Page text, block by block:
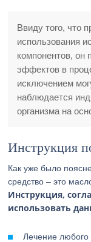
Ввиду того, что
использования
компонентов, он
эффектов в
исключением
наблюдается
организма на
Инструкция
Как уже было
средство – это
Инструкция,
использовать
Лечение любого